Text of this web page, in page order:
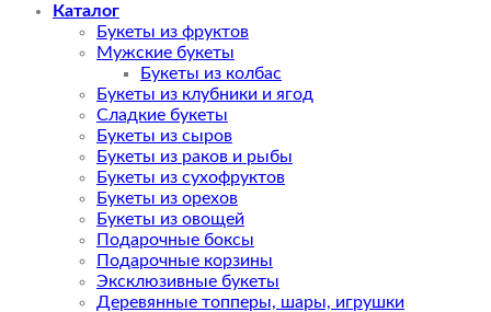
Каталог
Букеты из фруктов
Мужские букеты
Букеты из колбас
Букеты из клубники и ягод
Сладкие букеты
Букеты из сыров
Букеты из раков и рыбы
Букеты из сухофруктов
Букеты из орехов
Букеты из овощей
Подарочные боксы
Подарочные корзины
Эксклюзивные букеты
Деревянные топперы, шары, игрушки